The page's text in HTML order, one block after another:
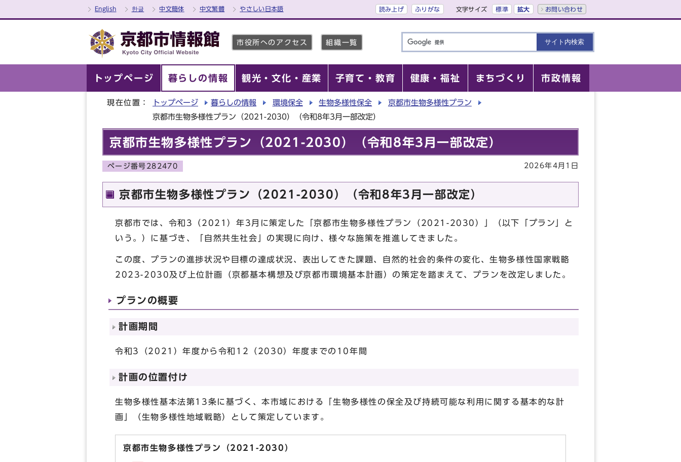
English 한글 中文簡体 中文繁體 やさしい日本語 読み上げ ふりがな 文字サイズ 標準 拡大 お問い合わせ
市役所へのアクセス 組織一覧
トップページ 暮らしの情報 観光・文化・産業 子育て・教育 健康・福祉 まちづくり 市政情報
現在位置： トップページ 暮らしの情報 環境保全 生物多様性保全
京都市生物多様性プラン
京都市生物多様性プラン（2021-2030）（令和8年3月一部改定）
京都市生物多様性プラン（2021-2030）（令和8年3月一部改定）
ページ番号282470 2026年4月1日
京都市生物多様性プラン（2021-2030）（令和8年3月一部改定）
京都市では、令和3（2021）年3月に策定した「京都市生物多様性プラン（2021-2030）」（以下「プラン」と
いう。）に基づき、「自然共生社会」の実現に向け、様々な施策を推進してきました。
この度、プランの進捗状況や目標の達成状況、表出してきた課題、自然的社会的条件の変化、生物多様性国家戦略
2023-2030及び上位計画（京都基本構想及び京都市環境基本計画）の策定を踏まえて、プランを改定しました。
プランの概要
計画期間
令和3（2021）年度から令和12（2030）年度までの10年間
計画の位置付け
生物多様性基本法第13条に基づく、本市域における「生物多様性の保全及び持続可能な利用に関する基本的な計
画」（生物多様性地域戦略）として策定しています。
京都市生物多様性プラン（2021-2030）